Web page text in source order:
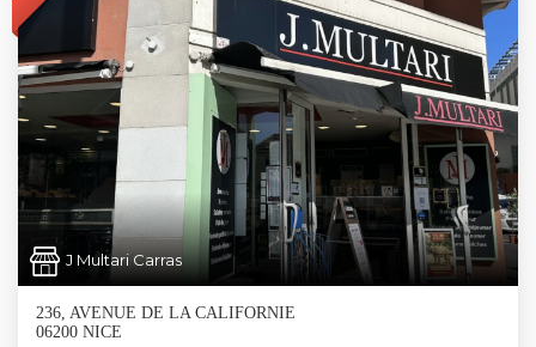
J Multari Carras
236, AVENUE DE LA CALIFORNIE
06200 NICE